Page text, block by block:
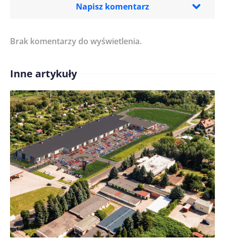
Napisz komentarz
Treść komentarza*
Imię/ Nick*
Zapamiętaj moje dane w tej przeglądarce podczas
pisania kolejnych komentarzy.
Brak komentarzy do wyświetlenia.
Inne artykuły